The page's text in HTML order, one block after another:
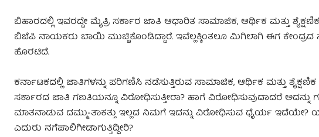
ಬಿಹಾರದಲ್ಲಿ ಇವರದ್ದೇ ಮೈತ್ರಿ ಸರ್ಕಾರ ಜಾತಿ ಆಧಾರಿತ ಸಾಮಾಜಿಕ, ಆರ್ಥಿಕ ಮತ್ತು
ಬಿಜೆಪಿ ನಾಯಕರು ಬಾಯಿ ಮುಚ್ಚಿಕೊಂಡಿದ್ದಾರೆ. ಇವೆಲ್ಲಕ್ಕಿಂತಲೂ ಮಿಗಿಲಾಗಿ ಈಗ
ಹೊರಟಿದೆ.
ಕರ್ನಾಟಕದಲ್ಲಿ ಜಾತಿಗಳನ್ನು ಪರಿಗಣಿಸಿ ನಡೆಸುತ್ತಿರುವ ಸಾಮಾಜಿಕ, ಆರ್ಥಿಕ ಮತ್ತು
ಸರ್ಕಾರದ ಜಾತಿ ಗಣತಿಯನ್ನೂ ವಿರೋಧಿಸುತ್ತೀರಾ? ಹಾಗೆ ವಿರೋಧಿಸುವುದಾದರೆ
ಮಾತನಾಡುವ ದಮ್ಮು-ತಾಕತ್ತು ಇಲ್ಲದ ನಿಮಗೆ ಇದನ್ನು ವಿರೋಧಿಸುವ ಧೈರ್ಯ
ಎದುರು ನಗೆಪಾಲಿಗೀಡಾಗುತ್ತಿದ್ದೀರಿ?